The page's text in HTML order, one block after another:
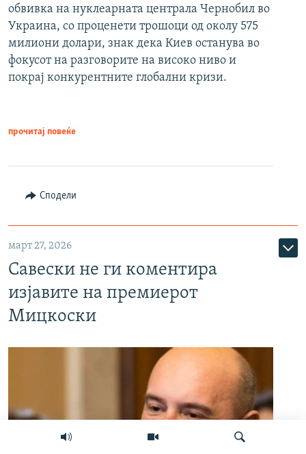
обвивка на нуклеарната централа Чернобил во
Украина, со проценети трошоци од околу 575
милиони долари, знак дека Киев останува во
фокусот на разговорите на високо ниво и
покрај конкурентните глобални кризи.
прочитај повеќе
Сподели
март 27, 2026
Савески не ги коментира
изјавите на премиерот
Мицкоски